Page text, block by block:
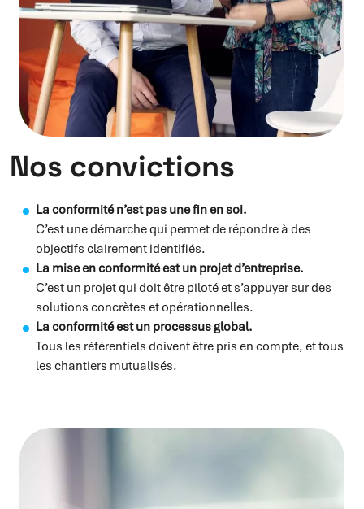
Nos convictions
La conformité n’est pas une fin en soi.
C’est une démarche qui permet de répondre à des
objectifs clairement identifiés.
La mise en conformité est un projet d’entreprise.
C’est un projet qui doit être piloté et s’appuyer sur des
solutions concrètes et opérationnelles.
La conformité est un processus global.
Tous les référentiels doivent être pris en compte, et tous
les chantiers mutualisés.